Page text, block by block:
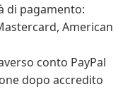
di pagamento:
American
conto PayPal
dopo accredito